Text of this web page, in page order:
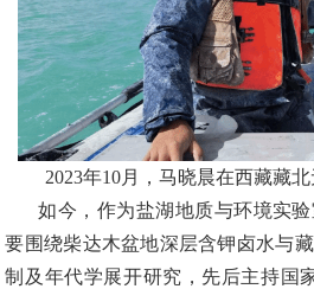
2023年10月，马晓晨在西藏藏
如今，作为盐湖地质与环境实
要围绕柴达木盆地深层含钾卤水与
制及年代学展开研究，先后主持国